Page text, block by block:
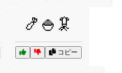
🍤🍚🦑
コピー